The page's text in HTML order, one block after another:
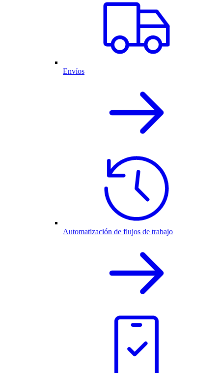
Envíos
Automatización de flujos de trabajo